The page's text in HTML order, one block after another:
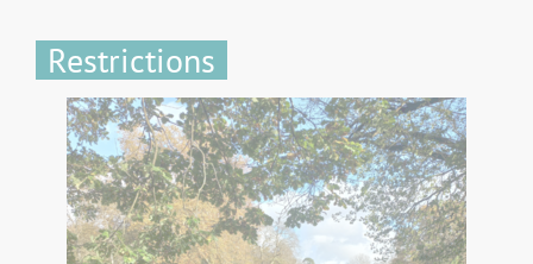
Restrictions